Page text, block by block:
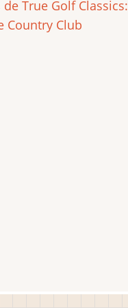
True Golf Classics:
Country Club